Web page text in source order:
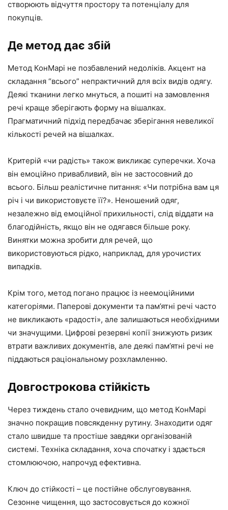
створюють відчуття простору та потенціалу для
покупців.
Де метод дає збій
Метод КонМарі не позбавлений недоліків. Акцент на
складання “всього” непрактичний для всіх видів одягу.
Деякі тканини легко мнуться, а пошиті на замовлення
речі краще зберігають форму на вішалках.
Прагматичний підхід передбачає зберігання невеликої
кількості речей на вішалках.
Критерій «чи радість» також викликає суперечки. Хоча
він емоційно привабливий, він не застосовний до
всього. Більш реалістичне питання: «Чи потрібна вам ця
річ і чи використовуєте її?». Неношений одяг,
незалежно від емоційної прихильності, слід віддати на
благодійність, якщо він не одягався більше року.
Винятки можна зробити для речей, що
використовуються рідко, наприклад, для урочистих
випадків.
Крім того, метод погано працює із неемоційними
категоріями. Паперові документи та пам’ятні речі часто
не викликають «радості», але залишаються необхідними
чи значущими. Цифрові резервні копії знижують ризик
втрати важливих документів, але деякі пам’ятні речі не
піддаються раціональному розхламленню.
Довгострокова стійкість
Через тиждень стало очевидним, що метод КонМарі
значно покращив повсякденну рутину. Знаходити одяг
стало швидше та простіше завдяки організованій
системі. Техніка складання, хоча спочатку і здається
стомлюючою, напрочуд ефективна.
Ключ до стійкості – це постійне обслуговування.
Сезонне чищення, що застосовується до кожної